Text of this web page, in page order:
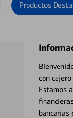
Productos
con
Estamos
bancarias